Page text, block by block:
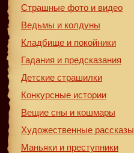
Страшные фото и видео
Ведьмы и колдуны
Кладбище и покойники
Гадания и предсказания
Детские страшилки
Конкурсные истории
Вещие сны и кошмары
Художественные рассказы
Маньяки и преступники